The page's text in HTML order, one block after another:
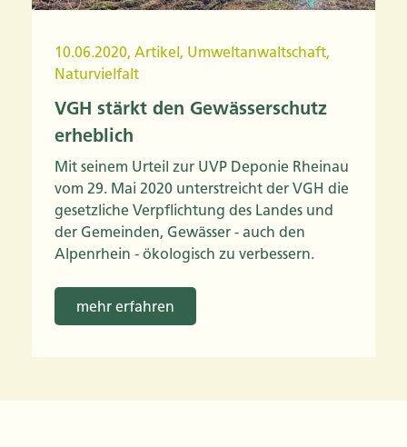
10.06.2020, Artikel , Umweltanwaltschaft,
Naturvielfalt
VGH stärkt den Gewässerschutz
erheblich
Mit seinem Urteil zur UVP Deponie Rheinau
vom 29. Mai 2020 unterstreicht der VGH die
gesetzliche Verpflichtung des Landes und
der Gemeinden, Gewässer - auch den
Alpenrhein - ökologisch zu verbessern.
mehr erfahren